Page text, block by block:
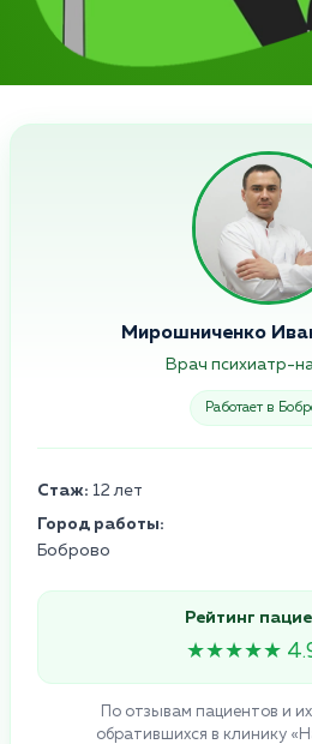
Мирошниченко
Врач психиатр-
Работает в
Стаж: 12 лет
Город работы:
Боброво
Рейтинг
★★★★★
По отзывам пациентов и
обратившихся в клинику